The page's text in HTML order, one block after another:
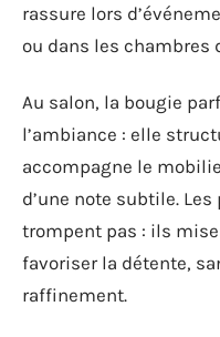
rassure lors
ou dans les chambres
Au salon, la bougie
l’ambiance : elle
accompagne le
d’une note subtile.
trompent pas : ils
favoriser la détente,
raffinement.